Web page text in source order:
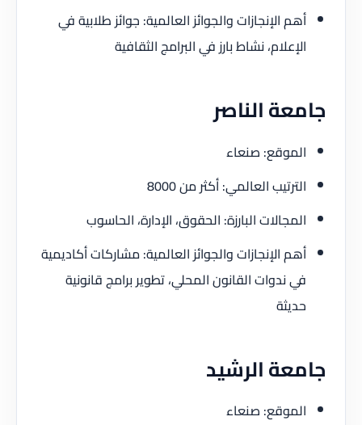
أهم الإنجازات والجوائز العالمية: جوائز طلابية في
الإعلام، نشاط بارز في البرامج الثقافية
جامعة الناصر
الموقع: صنعاء
الترتيب العالمي: أكثر من 8000
المجالات البارزة: الحقوق، الإدارة، الحاسوب
أهم الإنجازات والجوائز العالمية: مشاركات أكاديمية
في ندوات القانون المحلي، تطوير برامج قانونية
حديثة
جامعة الرشيد
الموقع: صنعاء